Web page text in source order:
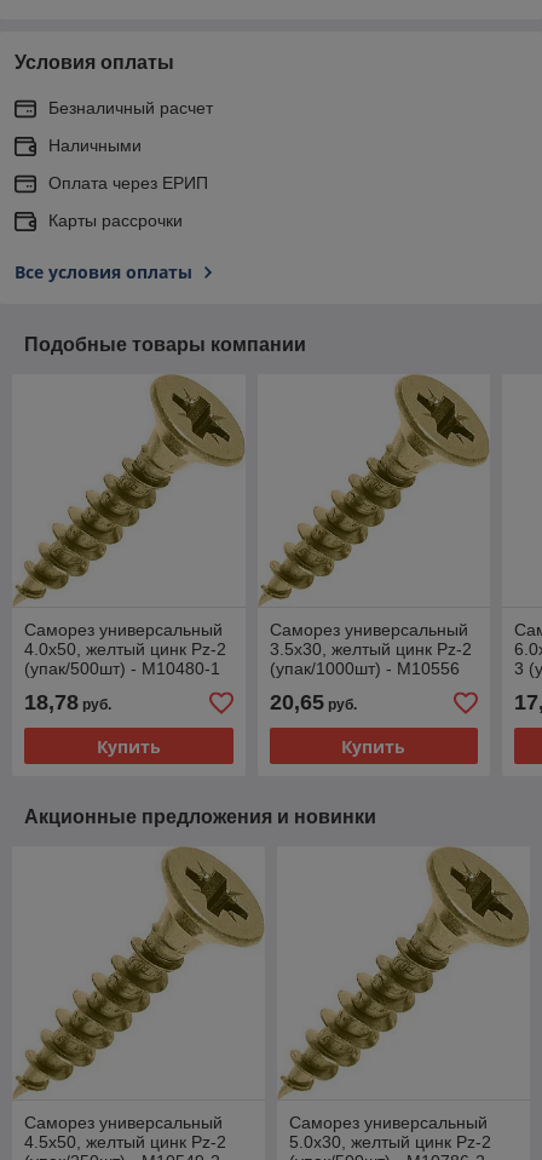
Условия оплаты
Безналичный расчет
Наличными
Оплата через ЕРИП
Карты рассрочки
Все условия оплаты
Подобные товары компании
Саморез универсальный
4.0х50, желтый цинк Pz-2
(упак/500шт) - M10480-1
18,78 руб.
Купить
Саморез универсальный
3.5х30, желтый цинк Pz-2
(упак/1000шт) - M10556
20,65руб.
Купить
3
Акционные предложения и новинки
Саморез универсальный
4.5х50, желтый цинк Pz-2
Саморез универсальный
5.0х30, желтый цинк Pz-2